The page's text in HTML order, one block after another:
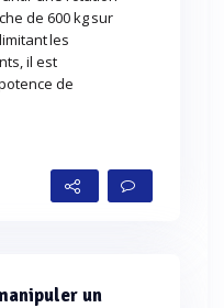
de 600 kg sur
les
il est
de
un